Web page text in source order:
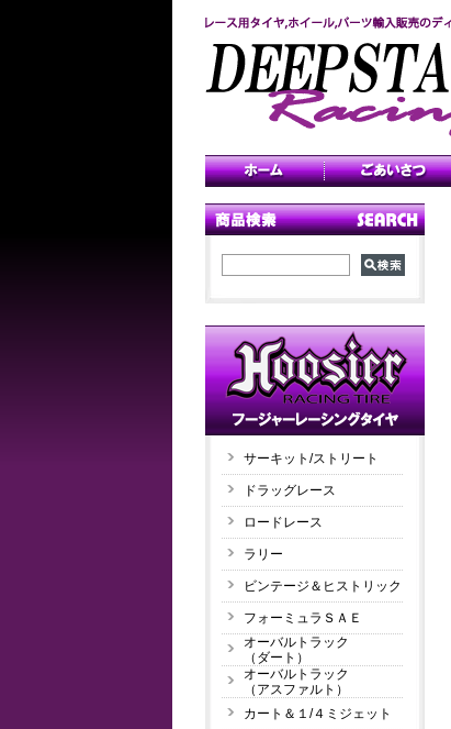
サーキット/ストリート
ドラッグレース
ロードレース
ラリー
ビンテージ＆ヒストリック
フォーミュラＳＡＥ
オーバルトラック
（ダート）
オーバルトラック
（アスファルト）
カート＆１/４ミジェット